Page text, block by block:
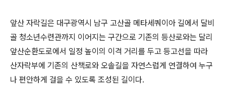
앞산 자락길은 대구광역시 남구 고산골 메타세쿼이아 길에서 달비
골 청소년수련관까지 이어지는 구간으로 기존의 등산로와는 달리
앞산순환도로에서 일정 높이의 이격 거리를 두고 등고선을 따라
산자락부에 기존의 산책로와 오솔길을 자연스럽게 연결하여 누구
나 편안하게 걸을 수 있도록 조성된 길이다.